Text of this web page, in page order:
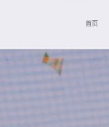
首页